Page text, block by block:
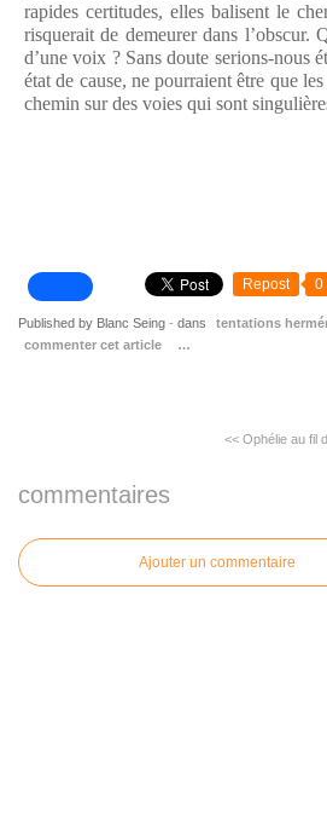
rapides certitudes, elles balisent le
risquerait de demeurer dans l’obscur.
d’une voix ? Sans doute serions-nous
état de cause, ne pourraient être que
chemin sur des voies qui sont
Repost 0
Published by Blanc Seing - dans
tentations
commenter cet article
…
<< Ophélie au fil
commentaires
Ajouter un commentaire